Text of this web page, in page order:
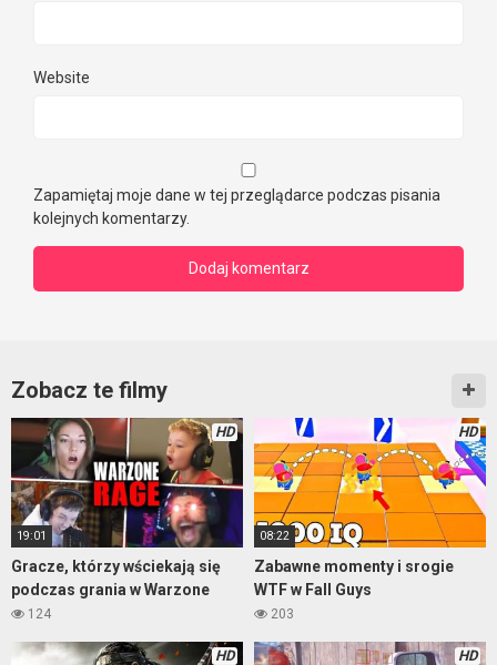
Website
Zapamiętaj moje dane w tej przeglądarce podczas pisania
kolejnych komentarzy.
Zobacz te filmy
HD
19:01
Gracze, którzy wściekają się
podczas grania w Warzone
124
HD
08:22
Zabawne momenty i srogie
WTF w Fall Guys
203
HD HD